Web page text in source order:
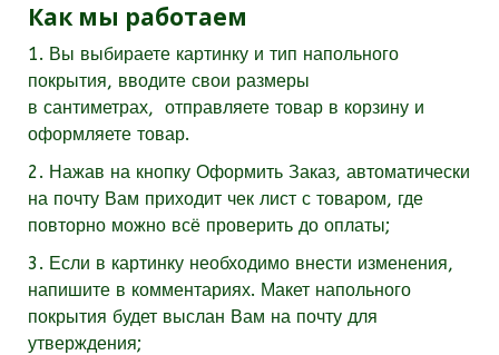
Как мы работаем
1. Вы выбираете картинку и тип напольного
покрытия, вводите свои размеры
в сантиметрах, отправляете товар в корзину и
оформляете товар.
2. Нажав на кнопку Оформить Заказ, автоматически
на почту Вам приходит чек лист с товаром, где
повторно можно всё проверить до оплаты;
3. Если в картинку необходимо внести изменения,
напишите в комментариях. Макет напольного
покрытия будет выслан Вам на почту для
утверждения;